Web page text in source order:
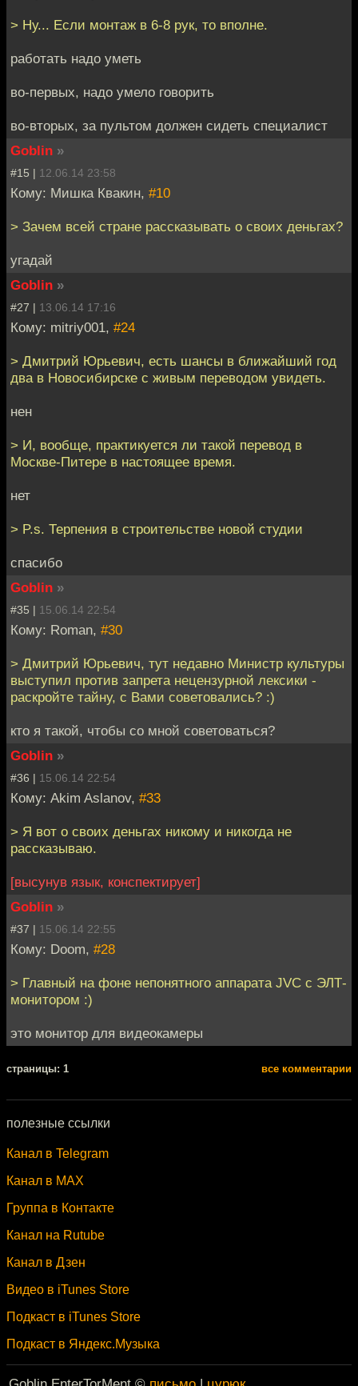
> Ну... Если монтаж в 6-8 рук, то вполне.
работать надо уметь
во-первых, надо умело говорить
во-вторых, за пультом должен сидеть специалист
Goblin »
#15 | 12.06.14 23:58
Кому: Мишка Квакин, #10
> Зачем всей стране рассказывать о своих деньгах?
угадай
Goblin »
#27 | 13.06.14 17:16
Кому: mitriy001, #24
> Дмитрий Юрьевич, есть шансы в ближайший год
два в Новосибирске с живым переводом увидеть.
нен
> И, вообще, практикуется ли такой перевод в
Москве-Питере в настоящее время.
нет
> P.s. Терпения в строительстве новой студии
спасибо
Goblin »
#35 | 15.06.14 22:54
Кому: Roman, #30
> Дмитрий Юрьевич, тут недавно Министр культуры
выступил против запрета нецензурной лексики -
раскройте тайну, с Вами советовались? :)
кто я такой, чтобы со мной советоваться?
Goblin »
#36 | 15.06.14 22:54
Кому: Akim Aslanov, #33
> Я вот о своих деньгах никому и никогда не
рассказываю.
[высунув язык, конспектирует]
Goblin »
#37 | 15.06.14 22:55
Кому: Doom, #28
> Главный на фоне непонятного аппарата JVC с ЭЛТ-
монитором :)
это монитор для видеокамеры
cтраницы: 1 все комментарии
полезные ссылки
Канал в Telegram
Канал в MAX
Группа в Контакте
Канал на Rutube
Канал в Дзен
Видео в iTunes Store
Подкаст в iTunes Store
Подкаст в Яндекс.Музыка